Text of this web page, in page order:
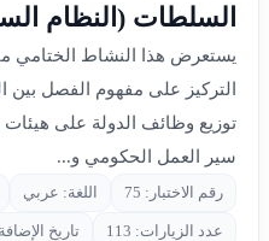
السلطات (النظام السياسي/2)
يستعرض هذا النشاط الختامي
التركيز على مفهوم الفصل بين
توزيع وظائف الدولة على
سير العمل الحكومي و...
رقم الاختبار: 75 اللغة: عربي
عدد الزيارات: 113 تاريخ الإضافة: 2026-